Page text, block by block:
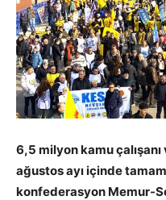
6,5 milyon kamu
ağustos ayı içinde
konfederasyon Memur-